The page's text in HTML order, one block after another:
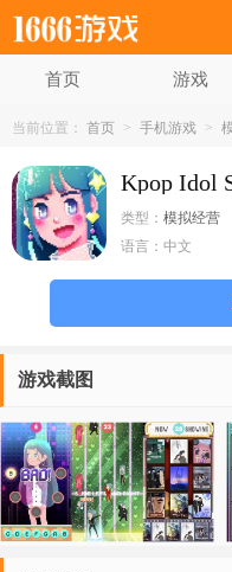
首页 游戏
当前位置： 首页 > 手机游戏 >
Kpop Idol
类型： 模拟经营
语言： 中文
游戏截图